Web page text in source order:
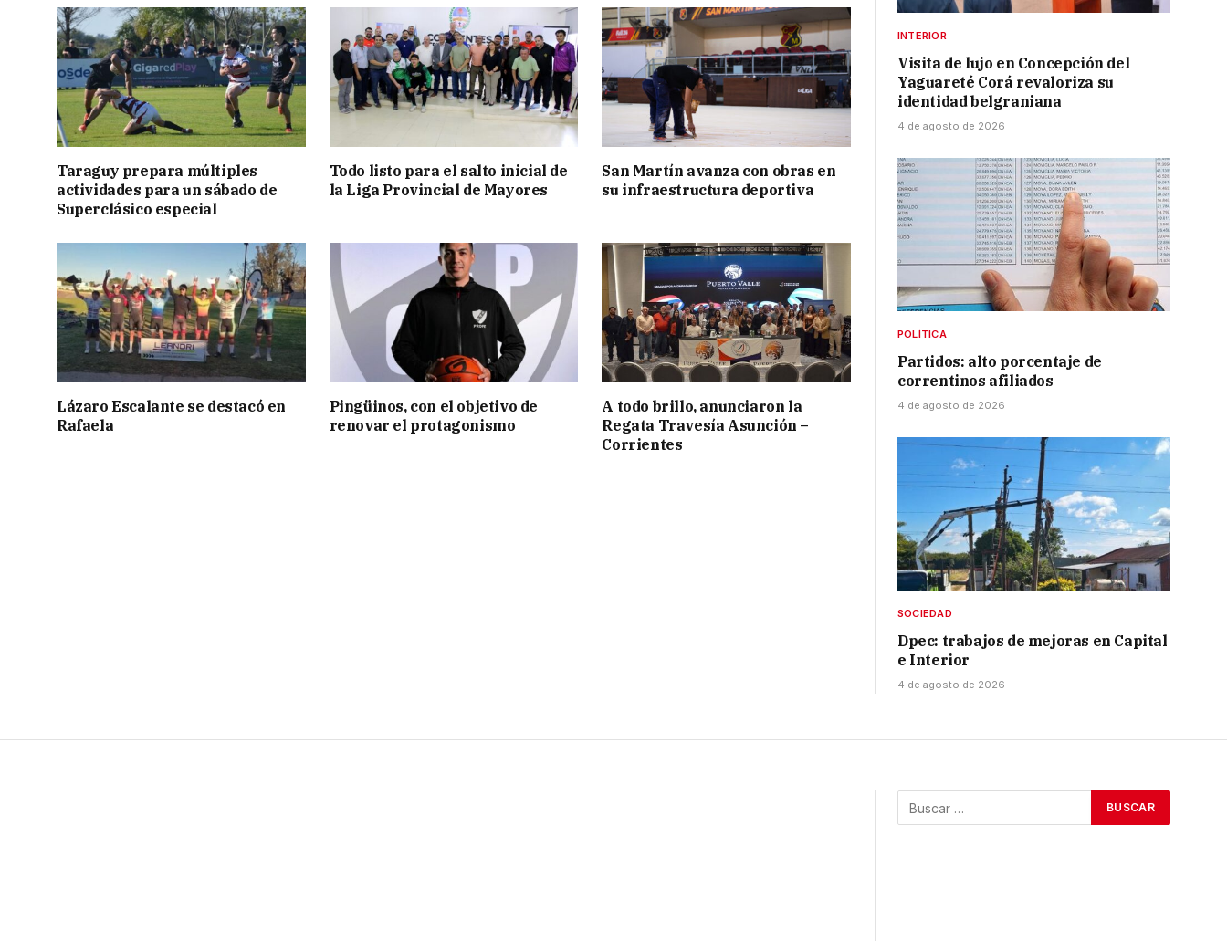
Taraguy prepara múltiples
actividades para un sábado de
Superclásico especial
Todo listo para el salto inicial de
la Liga Provincial de Mayores
San Martín avanza con obras en
su infraestructura deportiva
Lázaro Escalante se destacó en
Rafaela
Pingüinos, con el objetivo de
renovar el protagonismo
A todo brillo, anunciaron la
Regata Travesía Asunción –
Corrientes
INTERIOR
Visita de lujo en Concepción del
Yaguareté Corá revaloriza su
identidad belgraniana
4 de agosto de 2026
POLÍTICA
Partidos: alto porcentaje de
correntinos afiliados
4 de agosto de 2026
SOCIEDAD
Dpec: trabajos de mejoras en Capital
e Interior
4 de agosto de 2026